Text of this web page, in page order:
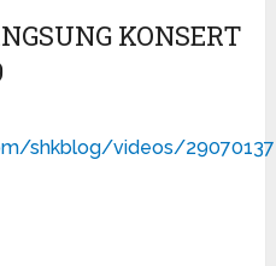
KONSERT
shkblog/videos/